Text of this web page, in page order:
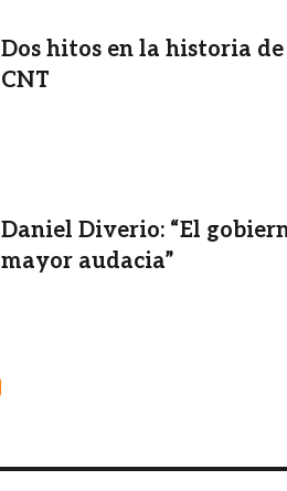
Dos hitos en la historia
CNT
Daniel Diverio: “El
mayor audacia”